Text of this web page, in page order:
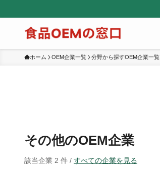
ホーム OEM企業一覧 分野から探すOEM企業一覧
その他のOEM企業
該当企業 2 件 / すべての企業を見る